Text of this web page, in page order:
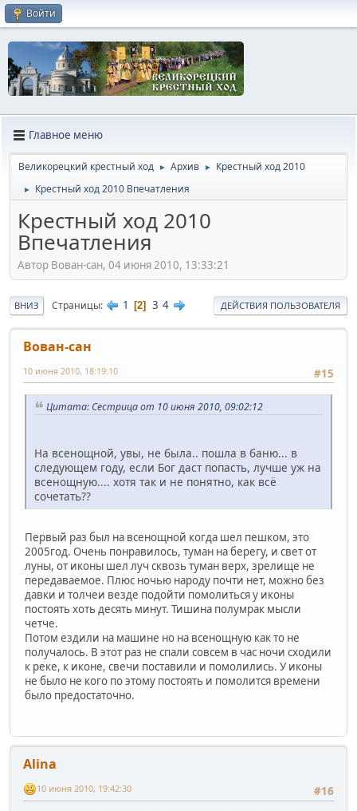
Войти
Главное меню
Великорецкий крестный ход ► Архив ► Крестный ход 2010
► Крестный ход 2010 Впечатления
Крестный ход 2010
Впечатления
Автор Вован-сан, 04 июня 2010, 13:33:21
ВНИЗ Страницы 1 2 3 4 ДЕЙСТВИЯ ПОЛЬЗОВАТЕЛЯ
Вован-сан
#15
10 июня 2010, 18:19:10
Цитата: Сестрица от 10 июня 2010, 09:02:12
На всенощной, увы, не была.. пошла в баню... в
следующем году, если Бог даст попасть, лучше уж на
всенощную.... хотя так и не понятно, как всё
сочетать??
Первый раз был на всенощной когда шел пешком, это
2005год. Очень понравилось, туман на берегу, и свет от
луны, от иконы шел луч сквозь туман верх, зрелище не
передаваемое. Плюс ночью народу почти нет, можно без
давки и толчеи везде подойти помолиться у иконы
постоять хоть десять минут. Тишина полумрак мысли
четче.
Потом ездили на машине но на всенощную как то не
получалось. В этот раз не спали совсем в час ночи сходили
к реке, к иконе, свечи поставили и помолились. У иконы
не было не кого по этому постоять и помолится времени
было предостаточно.
Alina
#16
10 июня 2010, 19:42:30